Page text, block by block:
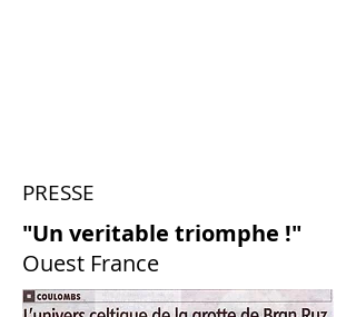
PRESSE
"Un veritable triomphe !"
Ouest France